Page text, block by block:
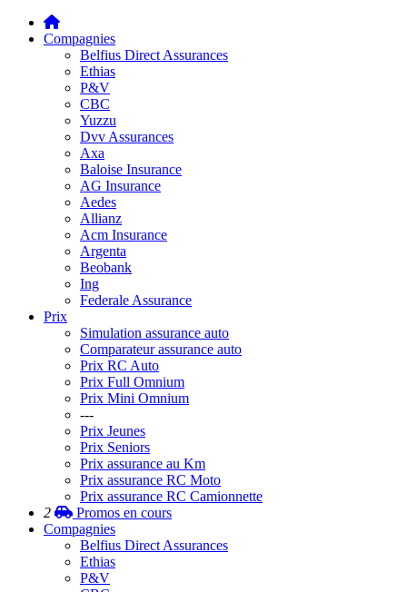
Compagnies
Belfius Direct Assurances
Ethias
P&V
CBC
Yuzzu
Dvv Assurances
Axa
Baloise Insurance
AG Insurance
Aedes
Allianz
Acm Insurance
Argenta
Beobank
Ing
Federale Assurance
Prix
Simulation assurance auto
Comparateur assurance auto
Prix RC Auto
Prix Full Omnium
Prix Mini Omnium
---
Prix Jeunes
Prix Seniors
Prix assurance au Km
Prix assurance RC Moto
Prix assurance RC Camionnette
2
Promos en cours
Compagnies
Belfius Direct Assurances
Ethias
P&V